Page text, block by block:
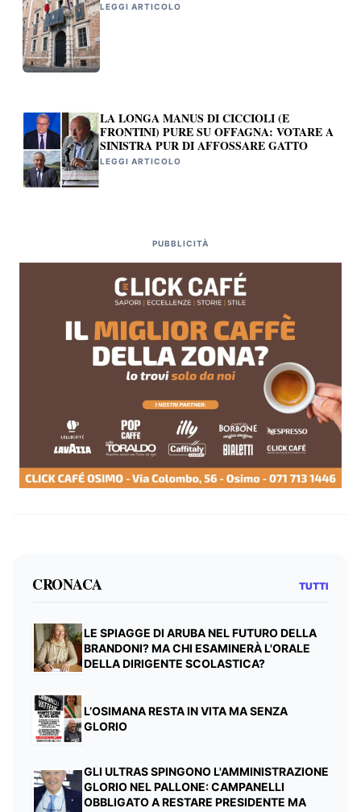
LEGGI ARTICOLO
LA LONGA MANUS DI CICCIOLI (E
FRONTINI) PURE SU OFFAGNA: VOTARE A
SINISTRA PUR DI AFFOSSARE GATTO
LEGGI ARTICOLO
PUBBLICITÀ
CRONACA TUTTI
LE SPIAGGE DI ARUBA NEL FUTURO DELLA
BRANDONI? MA CHI ESAMINERÀ L'ORALE
DELLA DIRIGENTE SCOLASTICA?
L’OSIMANA RESTA IN VITA MA SENZA
GLORIO
GLI ULTRAS SPINGONO L'AMMINISTRAZIONE
GLORIO NEL PALLONE: CAMPANELLI
OBBLIGATO A RESTARE PRESIDENTE MA